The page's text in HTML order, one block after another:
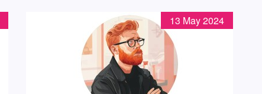
13 May 2024